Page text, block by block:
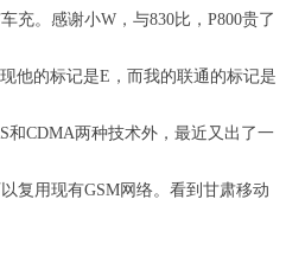
充。感谢小W，与830比，P800贵了
他的标记是E，而我的联通的标记是
和CDMA两种技术外，最近又出了一
复用现有GSM网络。看到甘肃移动